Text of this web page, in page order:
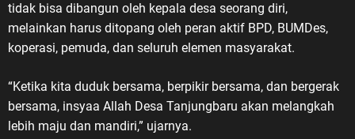
tidak bisa dibangun oleh kepala desa seorang diri,
melainkan harus ditopang oleh peran aktif BPD, BUMDes,
koperasi, pemuda, dan seluruh elemen masyarakat.
“Ketika kita duduk bersama, berpikir bersama, dan bergerak
bersama, insyaa Allah Desa Tanjungbaru akan melangkah
lebih maju dan mandiri,” ujarnya.